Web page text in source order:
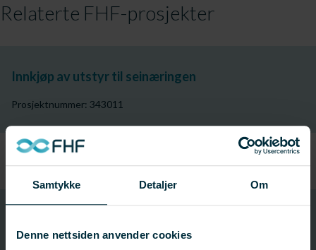
Samtykke Detaljer Om
Denne nettsiden anvender cookies
Relaterte FHF-prosjekter
Innkjøp av utstyr til seinæringen
Prosjektnummer: 343011
Prosjektnummer